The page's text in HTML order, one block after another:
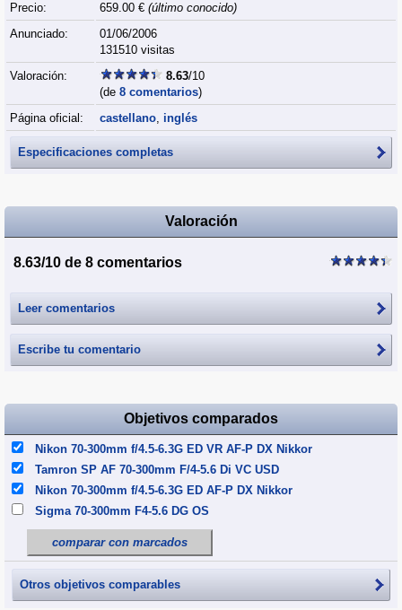
Precio:
659.00 € (último conocido)
Anunciado:
01/06/2006
131510 visitas
Valoración:
8.63/10
(de 8 comentarios)
Página oficial:
castellano, inglés
Especificaciones completas
Valoración
8.63/10 de 8 comentarios
Leer comentarios
Escribe tu comentario
Objetivos comparados
Nikon 70-300mm f/4.5-6.3G ED VR AF-P DX Nikkor
Tamron SP AF 70-300mm F/4-5.6 Di VC USD
Nikon 70-300mm f/4.5-6.3G ED AF-P DX Nikkor
Sigma 70-300mm F4-5.6 DG OS
comparar con marcados
Otros objetivos comparables